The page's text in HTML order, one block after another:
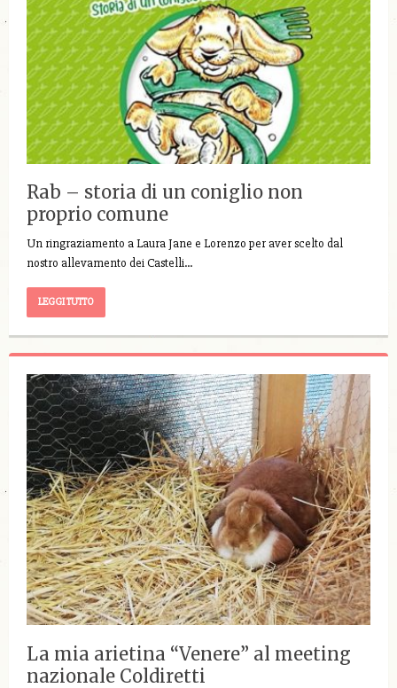
Rab – storia di un coniglio non
proprio comune
Un ringraziamento a Laura Jane e Lorenzo per aver scelto dal
nostro allevamento dei Castelli…
LEGGI TUTTO
La mia arietina “Venere” al meeting
nazionale Coldiretti